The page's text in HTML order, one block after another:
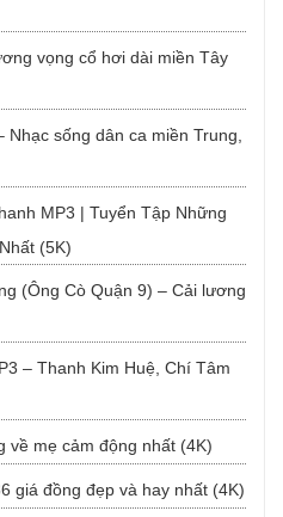
vọng cổ hơi dài miền Tây
sống dân ca miền Trung,
MP3 | Tuyển Tập Những
(5K)
(Ông Cò Quận 9) – Cải lương
– Thanh Kim Huệ, Chí Tâm
về mẹ cảm động nhất (4K)
giá đồng đẹp và hay nhất (4K)